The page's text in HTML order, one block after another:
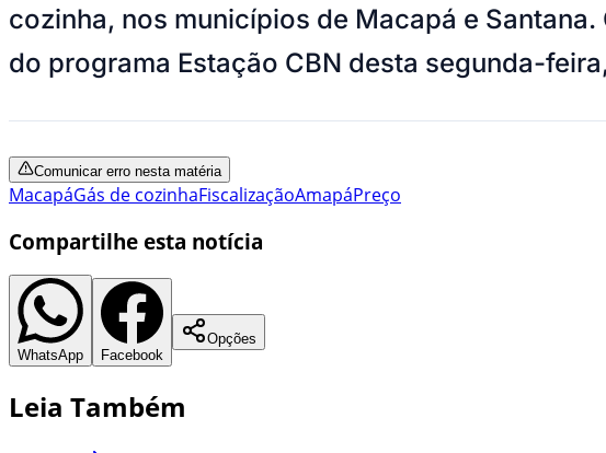
cozinha, nos municípios de Macapá e
do programa Estação CBN desta segunda-
Comunicar erro nesta matéria
MacapáGás de cozinhaFiscalizaçãoAmapáPreço
Compartilhe esta notícia
WhatsApp Facebook
Opções
Leia Também